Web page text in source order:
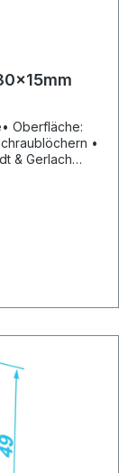
Oberfläche:
& Gerlach